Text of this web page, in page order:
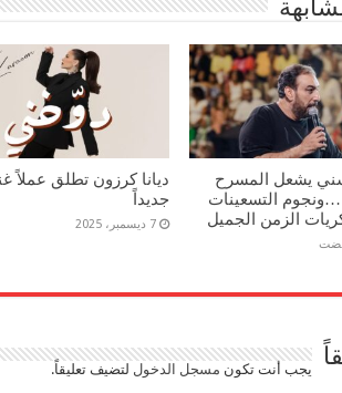
يشعل المسرح
…ونجوم التسعينات
الزمن الجميل
ديانا كرزون تطلق عملاً
جديداً
7 ديسمبر، 2025
يجب أنت تكون مسجل الدخول لتضيف تعليقاً.